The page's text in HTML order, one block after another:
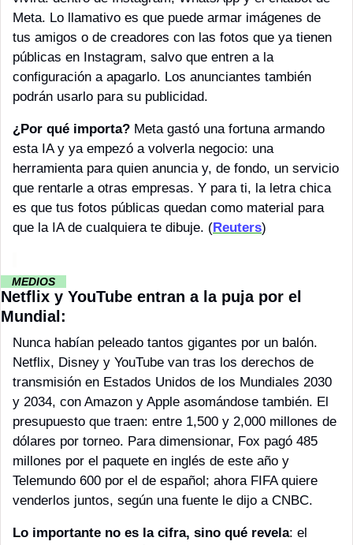
Meta. Lo llamativo es que puede armar imágenes de
tus amigos o de creadores con las fotos que ya tienen
públicas en Instagram, salvo que entren a la
configuración a apagarlo. Los anunciantes también
podrán usarlo para su publicidad.
¿Por qué importa? Meta gastó una fortuna armando
esta IA y ya empezó a volverla negocio: una
herramienta para quien anuncia y, de fondo, un servicio
que rentarle a otras empresas. Y para ti, la letra chica
es que tus fotos públicas quedan como material para
que la IA de cualquiera te dibuje. (Reuters)
MEDIOS
Netflix y YouTube entran a la puja por el
Mundial:
Nunca habían peleado tantos gigantes por un balón.
Netflix, Disney y YouTube van tras los derechos de
transmisión en Estados Unidos de los Mundiales 2030
y 2034, con Amazon y Apple asomándose también. El
presupuesto que traen: entre 1,500 y 2,000 millones de
dólares por torneo. Para dimensionar, Fox pagó 485
millones por el paquete en inglés de este año y
Telemundo 600 por el de español; ahora FIFA quiere
venderlos juntos, según una fuente le dijo a CNBC.
Lo importante no es la cifra, sino qué revela: el